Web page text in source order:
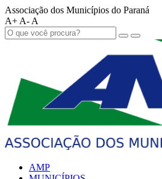
Associação dos Municípios do Paraná
A+ A- A
AMP